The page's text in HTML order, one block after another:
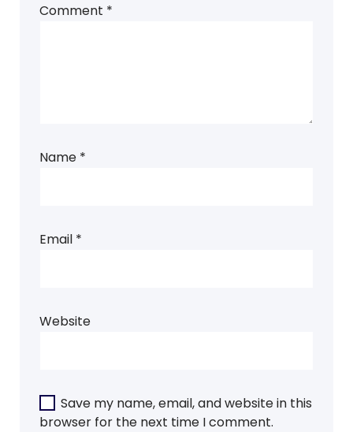
Comment *
Name *
Email *
Website
Save my name, email, and website in this
browser for the next time I comment.